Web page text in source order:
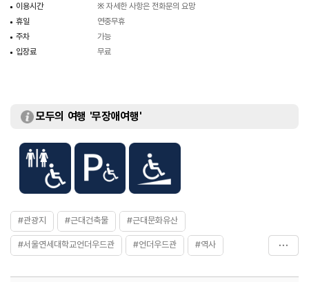
이용시간
※ 자세한 사항은 전화문의 요망
휴일
연중무휴
주차
가능
입장료
무료
모두의 여행 '무장애여행'
#관광지 #근대건축물 #근대문화유산
#서울연세대학교언더우드관 #언더우드관 #역사